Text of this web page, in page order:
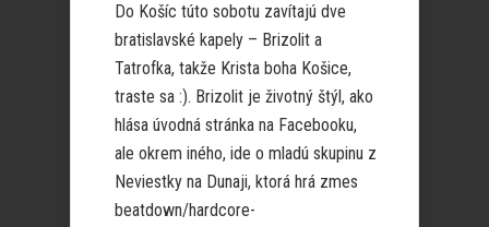
Do Košíc túto sobotu zavítajú dve
bratislavské kapely – Brizolit a
Tatrofka, takže Krista boha Košice,
traste sa :). Brizolit je životný štýl, ako
hlása úvodná stránka na Facebooku,
ale okrem iného, ide o mladú skupinu z
Neviestky na Dunaji, ktorá hrá zmes
beatdown/hardcore-